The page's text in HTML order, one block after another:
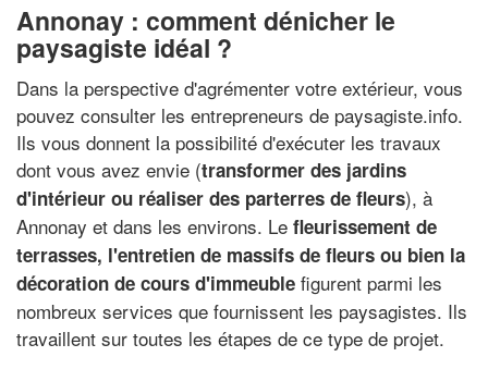
Annonay : comment dénicher le
paysagiste idéal ?
Dans la perspective d'agrémenter votre extérieur, vous
pouvez consulter les entrepreneurs de paysagiste.info.
Ils vous donnent la possibilité d'exécuter les travaux
dont vous avez envie (transformer des jardins
d'intérieur ou réaliser des parterres de fleurs), à
Annonay et dans les environs. Le fleurissement de
terrasses, l'entretien de massifs de fleurs ou bien la
décoration de cours d'immeuble figurent parmi les
nombreux services que fournissent les paysagistes. Ils
travaillent sur toutes les étapes de ce type de projet.